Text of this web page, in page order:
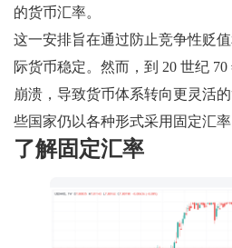
的货币汇率。
这一安排旨在通过防止竞争性贬
际货币稳定。然而，到 20 世纪
崩溃，导致货币体系转向更灵活
些国家仍以各种形式采用固定汇率
了解固定汇率